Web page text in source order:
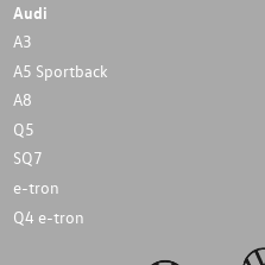
Audi
A3
A5 Sportback
A8
Q5
SQ7
e-tron
Q4 e-tron